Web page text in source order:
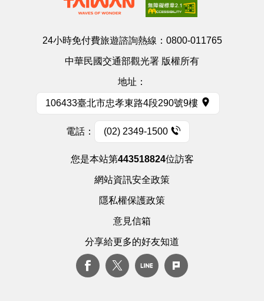
24小時免付費旅遊諮詢熱線： 0800-011765
中華民國交通部觀光署 版權所有
地址：
106433臺北市忠孝東路4段290號9樓
電話： (02) 2349-1500
您是本站第443518824位訪客
網站資訊安全政策
隱私權保護政策
意見信箱
分享給更多的好友知道